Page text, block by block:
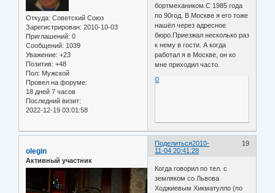
Откуда: Советский Союз
Зарегистрирован: 2010-10-03
Приглашений: 0
Сообщений: 1039
Уважение: +23
Позитив: +48
Пол: Мужской
Провел на форуме:
18 дней 7 часов
Последний визит:
2022-12-19 03:01:58
бортмехаником.С 1985 года
по 90год. В Москве я его тоже
нашёл через адресное
бюро.Приезжал несколько раз
к нему в гости. А когда
работал я в Москве, он ко
мне приходил часто.
0
Поделиться 19
2010-
11-04 20:41:28
olegin
Активный участник
Когда говорил по тел. с
земляком со Львова
Ходжиевым Хикматулло (по